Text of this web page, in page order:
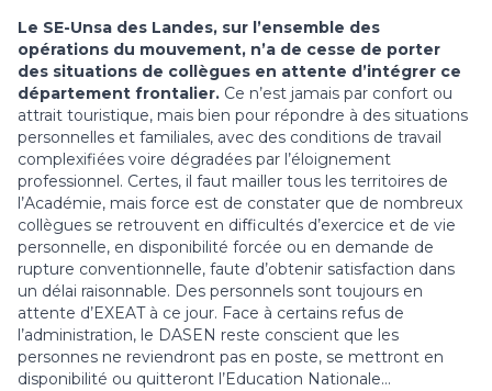
Le SE-Unsa des Landes, sur l’ensemble des
opérations du mouvement, n’a de cesse de porter
des situations de collègues en attente d’intégrer ce
département frontalier. Ce n’est jamais par confort ou
attrait touristique, mais bien pour répondre à des situations
personnelles et familiales, avec des conditions de travail
complexifiées voire dégradées par l’éloignement
professionnel. Certes, il faut mailler tous les territoires de
l’Académie, mais force est de constater que de nombreux
collègues se retrouvent en difficultés d’exercice et de vie
personnelle, en disponibilité forcée ou en demande de
rupture conventionnelle, faute d’obtenir satisfaction dans
un délai raisonnable. Des personnels sont toujours en
attente d’EXEAT à ce jour. Face à certains refus de
l’administration, le DASEN reste conscient que les
personnes ne reviendront pas en poste, se mettront en
disponibilité ou quitteront l’Education Nationale…